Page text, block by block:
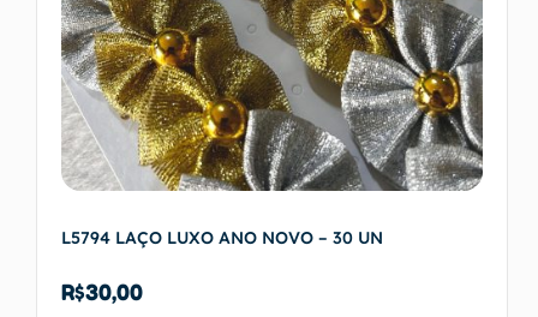
L5794 LAÇO LUXO ANO NOVO – 30 UN
R$30,00